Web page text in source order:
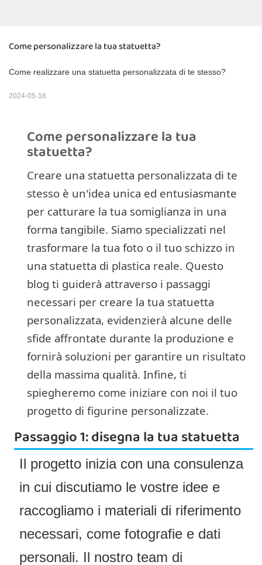
Come personalizzare la tua statuetta?
Come realizzare una statuetta personalizzata di te stesso?
2024-05-16
Come personalizzare la tua
statuetta?
Creare una statuetta personalizzata di te
stesso è un'idea unica ed entusiasmante
per catturare la tua somiglianza in una
forma tangibile. Siamo specializzati nel
trasformare la tua foto o il tuo schizzo in
una statuetta di plastica reale. Questo
blog ti guiderà attraverso i passaggi
necessari per creare la tua statuetta
personalizzata, evidenzierà alcune delle
sfide affrontate durante la produzione e
fornirà soluzioni per garantire un risultato
della massima qualità. Infine, ti
spiegheremo come iniziare con noi il tuo
progetto di figurine personalizzate.
Passaggio 1: disegna la tua statuetta
Il progetto inizia con una consulenza
in cui discutiamo le vostre idee e
raccogliamo i materiali di riferimento
necessari, come fotografie e dati
personali. Il nostro team di